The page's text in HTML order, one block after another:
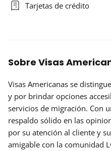
Tarjetas de crédito
Sobre Visas
Visas Americanas se
y por brindar opciones
servicios de migración. Con
respaldo sólido en las
por su atención al cliente y
amigable con la comunidad